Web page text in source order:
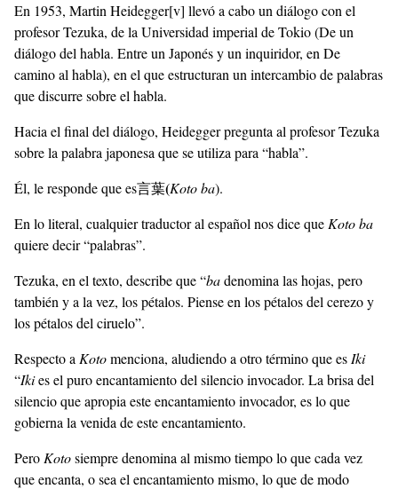
En 1953, Martin Heidegger[v] llevó a cabo un diálogo con el
profesor Tezuka, de la Universidad imperial de Tokio (De un
diálogo del habla. Entre un Japonés y un inquiridor, en De
camino al habla), en el que estructuran un intercambio de palabras
que discurre sobre el habla.
Hacia el final del diálogo, Heidegger pregunta al profesor Tezuka
sobre la palabra japonesa que se utiliza para “habla”.
Él, le responde que es言葉(Koto ba).
En lo literal, cualquier traductor al español nos dice que Koto ba
quiere decir “palabras”.
Tezuka, en el texto, describe que “badenomina las hojas, pero
también y a la vez, los pétalos. Piense en los pétalos del cerezo y
los pétalos del ciruelo”.
Respecto a Kotomenciona, aludiendo a otro término que es Iki
“Ikies el puro encantamiento del silencio invocador. La brisa del
silencio que apropia este encantamiento invocador, es lo que
gobierna la venida de este encantamiento.
Pero Kotosiempre denomina al mismo tiempo lo que cada vez
que encanta, o sea el encantamiento mismo, lo que de modo